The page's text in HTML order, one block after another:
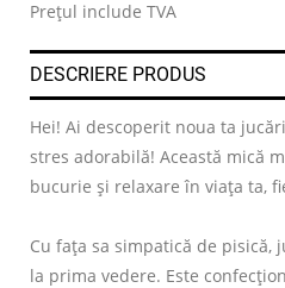
Prețul include TVA
DESCRIERE PRODUS
Hei! Ai descoperit noua ta
stres adorabilă! Această mică
bucurie și relaxare în viața ta,
Cu fața sa simpatică de pisică,
la prima vedere. Este